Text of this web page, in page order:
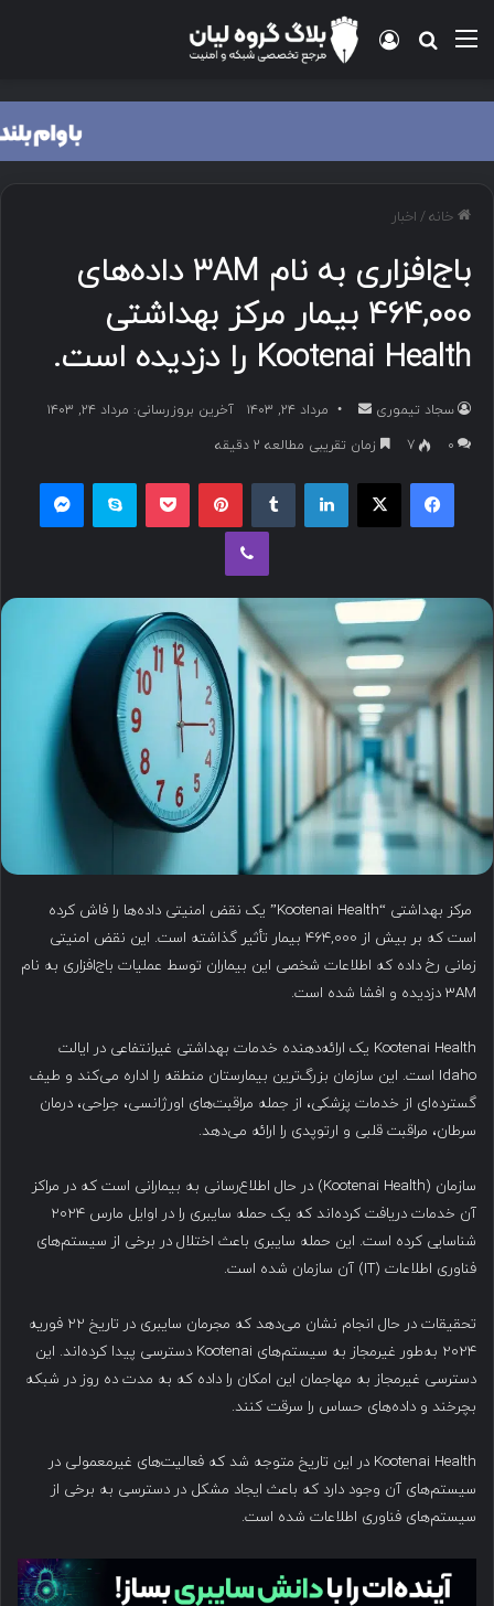
منو جستجو برای
ورود
خانه/ اخبار
باج‌افزاری به نام ۳AM داده‌های
۴۶۴,۰۰۰ بیمار مرکز بهداشتی
Kootenai Health را دزدیده است.
سجاد تیموری
ا
ا
ی
م
ی
ل
مرداد ۲۴, ۱۴۰۳
آخرین بروزرسانی: مرداد ۲۴, ۱۴۰۳
۰
7 زمان تقریبی مطالعه 2 دقیقه
فیسبوک ایکس لینکداین پینتریست پاکت اسکایپ
وایبر
مرکز بهداشتی “Kootenai Health” یک نقض امنیتی داده‌ها را فاش کرده
است که بر بیش از ۴۶۴,۰۰۰ بیمار تأثیر گذاشته است. این نقض امنیتی
زمانی رخ داده که اطلاعات شخصی این بیماران توسط عملیات باج‌افزاری به نام
۳AM دزدیده و افشا شده است.
Kootenai Health یک ارائه‌دهنده خدمات بهداشتی غیرانتفاعی در ایالت
Idaho است. این سازمان بزرگ‌ترین بیمارستان منطقه را اداره می‌کند و طیف
گسترده‌ای از خدمات پزشکی، از جمله مراقبت‌های اورژانسی، جراحی، درمان
سرطان، مراقبت قلبی و ارتوپدی را ارائه می‌دهد.
سازمان (Kootenai Health) در حال اطلاع‌رسانی به بیمارانی است که در مراکز
آن خدمات دریافت کرده‌اند که یک حمله سایبری را در اوایل مارس ۲۰۲۴
شناسایی کرده است. این حمله سایبری باعث اختلال در برخی از سیستم‌های
فناوری اطلاعات (IT) آن سازمان شده است.
تحقیقات در حال انجام نشان می‌دهد که مجرمان سایبری در تاریخ ۲۲ فوریه
۲۰۲۴ به‌طور غیرمجاز به سیستم‌های Kootenai دسترسی پیدا کرده‌اند. این
دسترسی غیرمجاز به مهاجمان این امکان را داده که به مدت ده روز در شبکه
بچرخند و داده‌های حساس را سرقت کنند.
Kootenai Health در این تاریخ متوجه شد که فعالیت‌های غیرمعمولی در
سیستم‌های آن وجود دارد که باعث ایجاد مشکل در دسترسی به برخی از
سیستم‌های فناوری اطلاعات شده است.